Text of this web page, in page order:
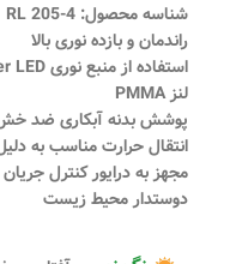
شناسه محصول: RL 205-4
راندمان و بازده نوری بالا
استفاده از منبع نوری Power LED
لنز PMMA
پوشش بدنه آبکاری ضد
انتقال حرارت مناسب به
مجهز به درایور کنترل جریان
دوستدار محیط زیست